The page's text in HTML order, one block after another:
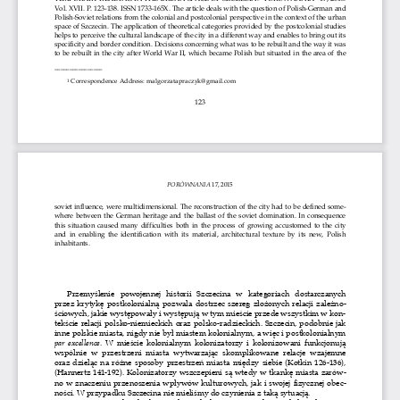
123
Vol. XVII. P. 123-138. ISSN 1733-165X. The article deals with the question of Polish-German and
Polish-Soviet relations from the colonial and postcolonial perspective in the context of the urban
space of Szczecin. The application of theoretical categories provided by the postcolonial studies
helps to perceive the cultural landscape of the city in a different way and enables to bring out its
specificity and border condition. Decisions concerning what was to be rebuilt and the way it was
to  be  rebuilt  in  the  city  after World  War  II, which  became Polish  but  situated in  the area  of  the
1 Correspondence Address: malgorzatapraczyk@gmail.com
PORÓWNANIA 17, 2015
soviet influence, were multidimensional. The reconstruction of the city had to be defined some-
where  between  the  German  heritage  and  the  ballast  of  the  soviet  domination.  In  consequence
this  situation  caused  many  difficulties  both  in  the  process  of  growing  accustomed  to  the  city
and  in  enabling  the  identification  with  its  material,  architectural  texture  by  its  new,  Polish
inhabitants.
Przemyślenie  powojennej  historii  Szczecina  w  kategoriach  dostarczanych
przez krytykę postkolonialną pozwala dostrzec szereg złożonych relacji zależno-
ściowych, jakie występowały i występują w tym mieście przede wszystkim w kon-
tekście relacji polsko-niemieckich  oraz  polsko-radzieckich.  Szczecin,  podobnie  jak
inne polskie miasta, nigdy nie był miastem kolonialnym, a więc i postkolonialnym
par  excellence.  W mieście kolonialnym  kolonizatorzy  i  kolonizowani  funkcjonują
wspólnie  w  przestrzeni  miasta  wytwarzając  skomplikowane  relacje  wzajemne
oraz dzieląc na różne sposoby przestrzeń miasta między siebie (Kotkin 126-136),
(Hannertz  141-192). Kolonizatorzy wszczepieni są wtedy w tkankę miasta zarów-
no w znaczeniu przenoszenia wpływów kulturowych, jak i swojej fizycznej obec-
ności. W przypadku Szczecina nie mieliśmy do czynienia z taką sytuacją.